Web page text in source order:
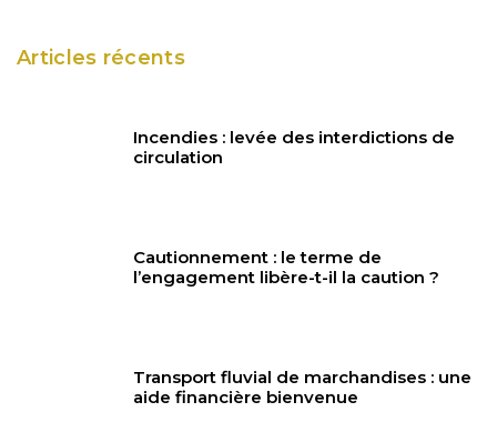
Articles récents
Incendies : levée des interdictions de
circulation
Cautionnement : le terme de
l’engagement libère-t-il la caution ?
Transport fluvial de marchandises : une
aide financière bienvenue